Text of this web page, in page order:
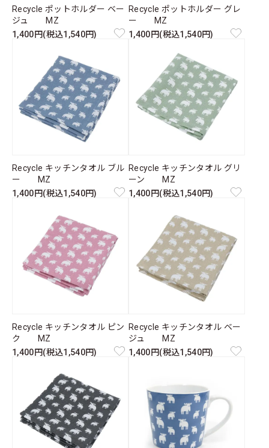
Recycle ポットホルダー ベー
ジュ MZ
1,400円(税込1,540円)
Recycle ポットホルダー グレ
ー MZ
1,400円(税込1,540円)
Recycle キッチンタオル ブル
ー MZ
1,400円(税込1,540円)
Recycle キッチンタオル グリ
ーン MZ
1,400円(税込1,540円)
Recycle キッチンタオル ピン
ク MZ
1,400円(税込1,540円)
Recycle キッチンタオル ベー
ジュ MZ
1,400円(税込1,540円)